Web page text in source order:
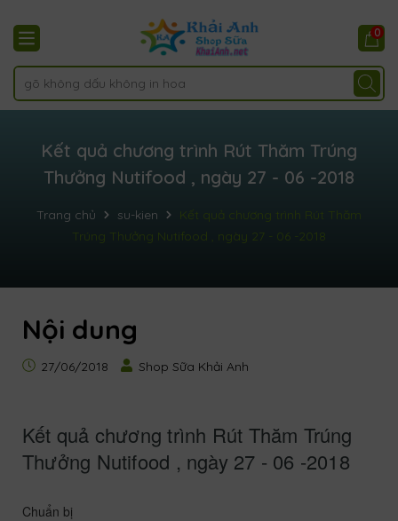
0
Kết quả chương trình Rút Thăm Trúng
Thưởng Nutifood , ngày 27 - 06 -2018
Trang chủ su-kien
Kết quả chương trình Rút Thăm
Trúng Thưởng Nutifood , ngày 27 - 06 -2018
Nội dung
27/06/2018 Shop Sữa Khải Anh
Kết quả chương trình Rút Thăm Trúng
Thưởng Nutifood , ngày 27 - 06 -2018
Chuẩn bị